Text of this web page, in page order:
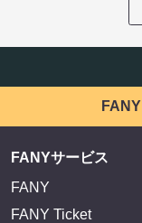
FANYサービス
FANY
FANY Ticket